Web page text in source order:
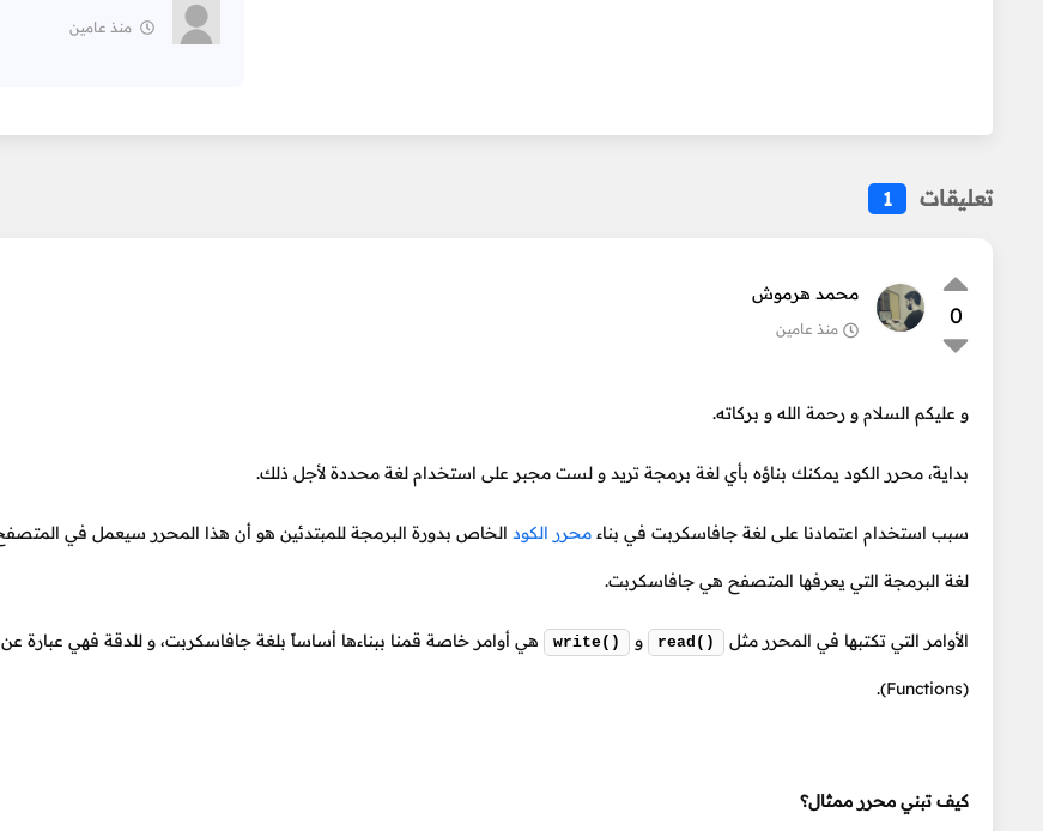
منذ عامين
تعليقات 1
0
محمد هرموش
منذ عامين
و عليكم السلام و رحمة الله و بركاته.
بدايةً، محرر الكود يمكنك بناؤه بأي لغة برمجة تريد و لست مجبر على استخدام لغة محددة لأجل ذلك.
سبب استخدام اعتمادنا على لغة جافاسكربت في بناء محرر الكود
لغة البرمجة التي يعرفها المتصفح هي جافاسكربت.
الأوامر التي تكتبها في المحرر مثل read() و write() هي أوامر خاصة قمنا ببناءها أساساً بلغة جافاسكربت، و للدقة فهي عبارة عن
(Functions).
كيف تبني محرر ممثال؟